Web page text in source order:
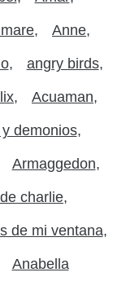
Anne
angry birds
Acuaman
demonios
Armaggedon
charlie
de mi ventana
Anabella